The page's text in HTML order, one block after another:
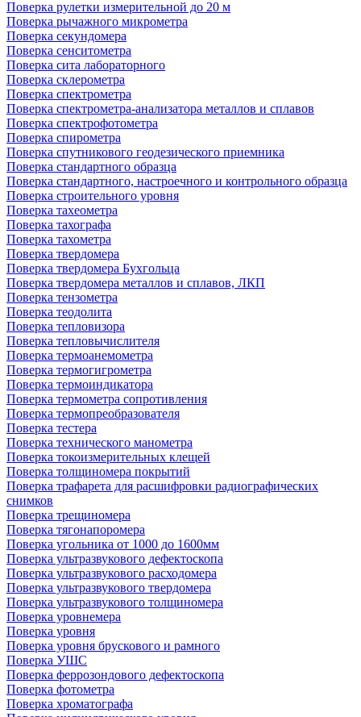
Поверка рулетки измерительной до 20 м
Поверка рычажного микрометра
Поверка секундомера
Поверка сенситометра
Поверка сита лабораторного
Поверка склерометра
Поверка спектрометра
Поверка спектрометра-анализатора металлов и сплавов
Поверка спектрофотометра
Поверка спирометра
Поверка спутникового геодезического приемника
Поверка стандартного образца
Поверка стандартного, настроечного и контрольного образца
Поверка строительного уровня
Поверка тахеометра
Поверка тахографа
Поверка тахометра
Поверка твердомера
Поверка твердомера Бухгольца
Поверка твердомера металлов и сплавов, ЛКП
Поверка тензометра
Поверка теодолита
Поверка тепловизора
Поверка тепловычислителя
Поверка термоанемометра
Поверка термогигрометра
Поверка термоиндикатора
Поверка термометра сопротивления
Поверка термопреобразователя
Поверка тестера
Поверка технического манометра
Поверка токоизмерительных клещей
Поверка толщиномера покрытий
Поверка трафарета для расшифровки радиографических
снимков
Поверка трещиномера
Поверка тягонапоромера
Поверка угольника от 1000 до 1600мм
Поверка ультразвукового дефектоскопа
Поверка ультразвукового расходомера
Поверка ультразвукового твердомера
Поверка ультразвукового толщиномера
Поверка уровнемера
Поверка уровня
Поверка уровня брускового и рамного
Поверка УШС
Поверка феррозондового дефектоскопа
Поверка фотометра
Поверка хроматографа